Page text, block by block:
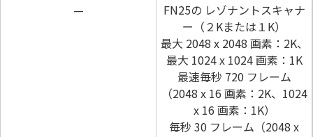
—
FN25の レゾナントスキャナ
ー（２Kまたは１K）
最大 2048 x 2048 画素：2K、
最大 1024 x 1024 画素：1K
最速毎秒 720 フレーム
（2048 x 16 画素：2K、1024
x 16 画素：1K）
毎秒 30 フレーム（2048 x